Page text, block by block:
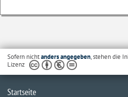
Sofern nichtanders angegeben, stehen die
Lizenz
Startseite